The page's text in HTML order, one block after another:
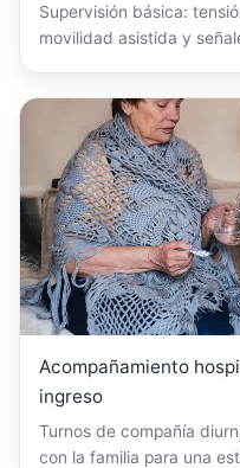
Supervisión básica:
movilidad asistida y
Acompañamiento
ingreso
Turnos de compañía
con la familia para una